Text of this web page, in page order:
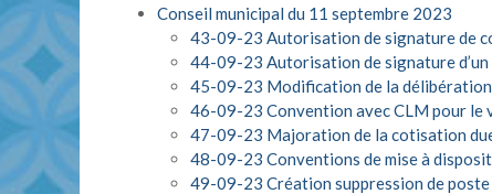
Conseil municipal du 11 septembre 2023
43-09-23 Autorisation de signature de
44-09-23 Autorisation de signature
45-09-23 Modification de la délibération
46-09-23 Convention avec CLM pour le
47-09-23 Majoration de la cotisation
48-09-23 Conventions de mise à
49-09-23 Création suppression de poste